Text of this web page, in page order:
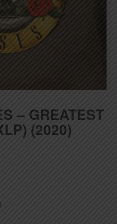
– GREATEST
(2020)